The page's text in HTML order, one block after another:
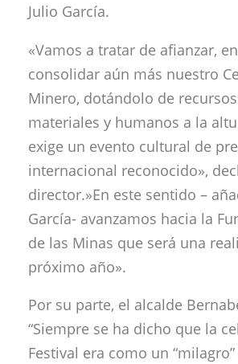
Julio García.
«Vamos a tratar de afianzar,
consolidar aún más nuestro
Minero, dotándolo de
materiales y humanos a la
exige un evento cultural de
internacional reconocido»,
director.»En este sentido –
García- avanzamos hacia la
de las Minas que será una
próximo año».
Por su parte, el alcalde
“Siempre se ha dicho que la
Festival era como un